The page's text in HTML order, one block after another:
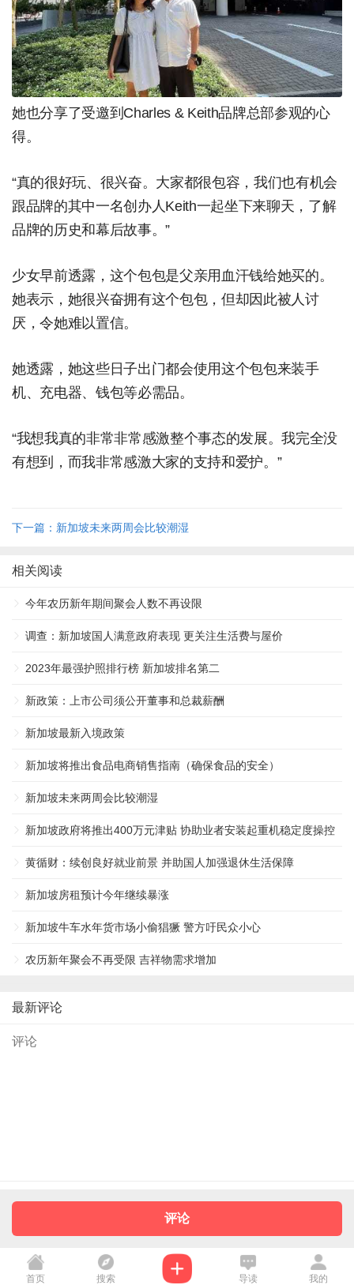
她也分享了受邀到Charles & Keith品牌总部参观的心
得。
“真的很好玩、很兴奋。大家都很包容，我们也有机会
跟品牌的其中一名创办人Keith一起坐下来聊天，了解
品牌的历史和幕后故事。”
少女早前透露，这个包包是父亲用血汗钱给她买的。
她表示，她很兴奋拥有这个包包，但却因此被人讨
厌，令她难以置信。
她透露，她这些日子出门都会使用这个包包来装手
机、充电器、钱包等必需品。
“我想我真的非常非常感激整个事态的发展。我完全没
有想到，而我非常感激大家的支持和爱护。”
下一篇：新加坡未来两周会比较潮湿
相关阅读
今年农历新年期间聚会人数不再设限
调查：新加坡国人满意政府表现 更关注生活费与屋价
2023年最强护照排行榜 新加坡排名第二
新政策：上市公司须公开董事和总裁薪酬
新加坡最新入境政策
新加坡将推出食品电商销售指南（确保食品的安全）
新加坡未来两周会比较潮湿
新加坡政府将推出400万元津贴 协助业者安装起重机稳定度操控
系统 ...
黄循财：续创良好就业前景 并助国人加强退休生活保障
新加坡房租预计今年继续暴涨
新加坡牛车水年货市场小偷猖獗 警方吁民众小心
农历新年聚会不再受限 吉祥物需求增加
最新评论
评论
首页 搜索 导读 我的